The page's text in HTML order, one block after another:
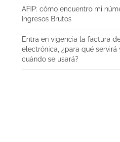
AFIP: cómo encuentro mi
Ingresos Brutos
Entra en vigencia la factura
electrónica, ¿para qué servirá
cuándo se usará?